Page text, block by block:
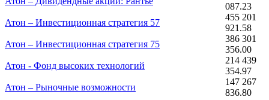
087.23
Атон – Инвестиционная стратегия 57
455 201
921.58
Атон – Инвестиционная стратегия 75
386 301
356.00
Атон - Фонд высоких технологий
214 439
354.97
Атон – Рыночные возможности
147 267
836.80